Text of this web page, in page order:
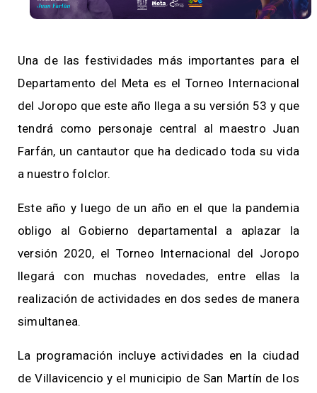
Una de las festividades más importantes para el
Departamento del Meta es el Torneo Internacional
del Joropo que este año llega a su versión 53 y que
tendrá como personaje central al maestro Juan
Farfán, un cantautor que ha dedicado toda su vida
a nuestro folclor.
Este año y luego de un año en el que la pandemia
obligo al Gobierno departamental a aplazar la
versión 2020, el Torneo Internacional del Joropo
llegará con muchas novedades, entre ellas la
realización de actividades en dos sedes de manera
simultanea.
La programación incluye actividades en la ciudad
de Villavicencio y el municipio de San Martín de los